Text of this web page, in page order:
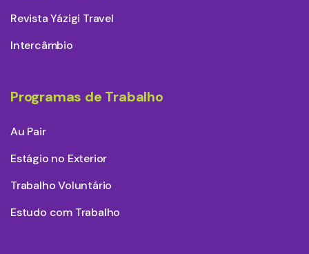
Revista Yázigi Travel
Intercâmbio
Programas de Trabalho
Au Pair
Estágio no Exterior
Trabalho Voluntário
Estudo com Trabalho